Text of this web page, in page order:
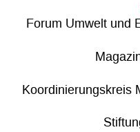
Forum Umwelt und
Koordinierungskreis